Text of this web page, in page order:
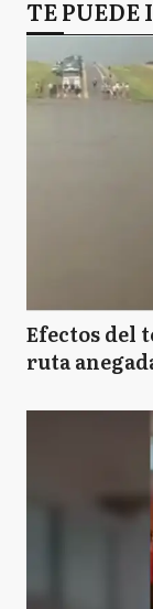
TE PUEDE
Efectos del
ruta